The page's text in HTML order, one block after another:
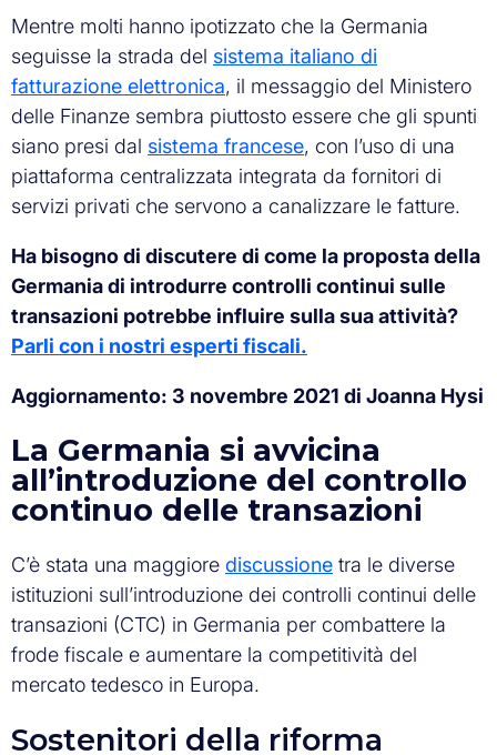
Mentre molti hanno ipotizzato che la Germania
seguisse la strada del sistema italiano di
fatturazione elettronica, il messaggio del Ministero
delle Finanze sembra piuttosto essere che gli spunti
siano presi dal sistema francese, con l’uso di una
piattaforma centralizzata integrata da fornitori di
servizi privati che servono a canalizzare le fatture.
Ha bisogno di discutere di come la proposta della
Germania di introdurre controlli continui sulle
transazioni potrebbe influire sulla sua attività?
Parli con i nostri esperti fiscali.
Aggiornamento: 3 novembre 2021 di Joanna Hysi
La Germania si avvicina
all’introduzione del controllo
continuo delle transazioni
C’è stata una maggiore discussione tra le diverse
istituzioni sull’introduzione dei controlli continui delle
transazioni (CTC) in Germania per combattere la
frode fiscale e aumentare la competitività del
mercato tedesco in Europa.
Sostenitori della riforma